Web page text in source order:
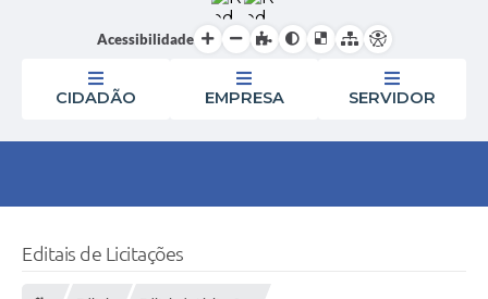
Acessibilidade
CIDADÃO EMPRESA SERVIDOR
Editais de Licitações